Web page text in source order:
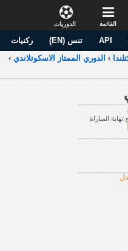
الدوريات القائمة
ركنيات تنس (EN) API
› الدوري الممتاز الاسكوتلاندي ›
نهاية المباراة